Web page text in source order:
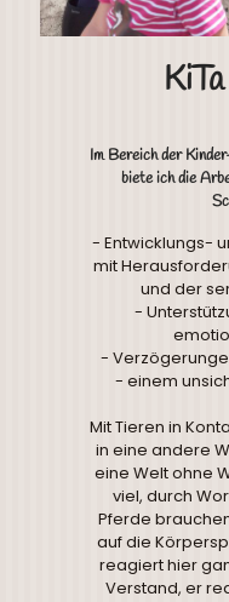
Im Bereich der
biete ich die
- Entwicklungs-
mit
und der
-
-
- einem
Mit Tieren in
in eine andere
eine Welt ohne
viel, durch
Pferde
auf die
reagiert hier
Verstand, er